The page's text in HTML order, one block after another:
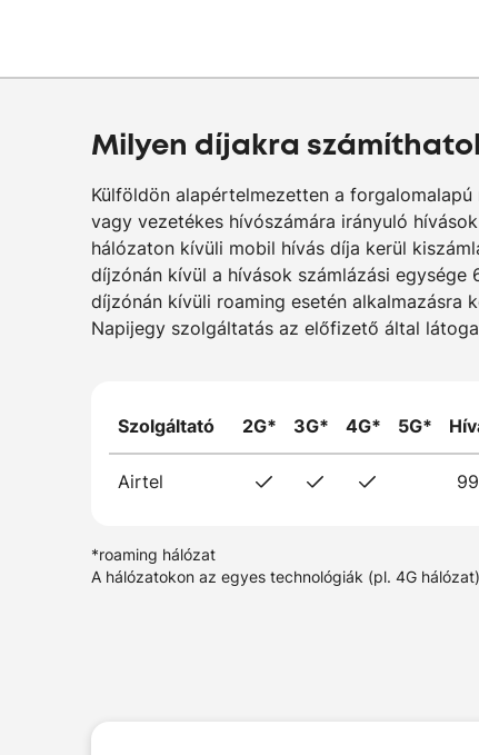
Milyen díjakra
Külföldön alapértelmezetten a
vagy vezetékes hívószámára irányuló
hálózaton kívüli mobil hívás díja kerül
díjzónán kívül a hívások számlázási
díjzónán kívüli roaming esetén alkalmazásra
Napijegy szolgáltatás az előfizető által
Szolgáltató 2G* 3G* 4G* 5G*
Airtel
*roaming hálózat
A hálózatokon az egyes technológiák (pl. 4G